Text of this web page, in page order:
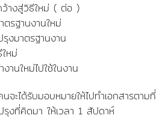
างสู่วิธีใหม่ ( ต่อ )
รฐานงานใหม่
งมาตรฐานงาน
หม่
านใหม่ไปใช้ในงาน
นจะได้รับมอบหมายให้ไปทำเอกสารตามที่
งที่คิดมา ให้เวลา 1 สัปดาห์